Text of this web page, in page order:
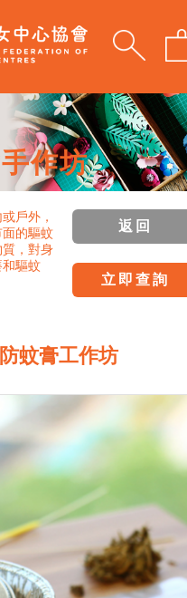
作坊
戶外，
的驅蚊
，對身
驅蚊
返回
立即查詢
蚊膏工作坊